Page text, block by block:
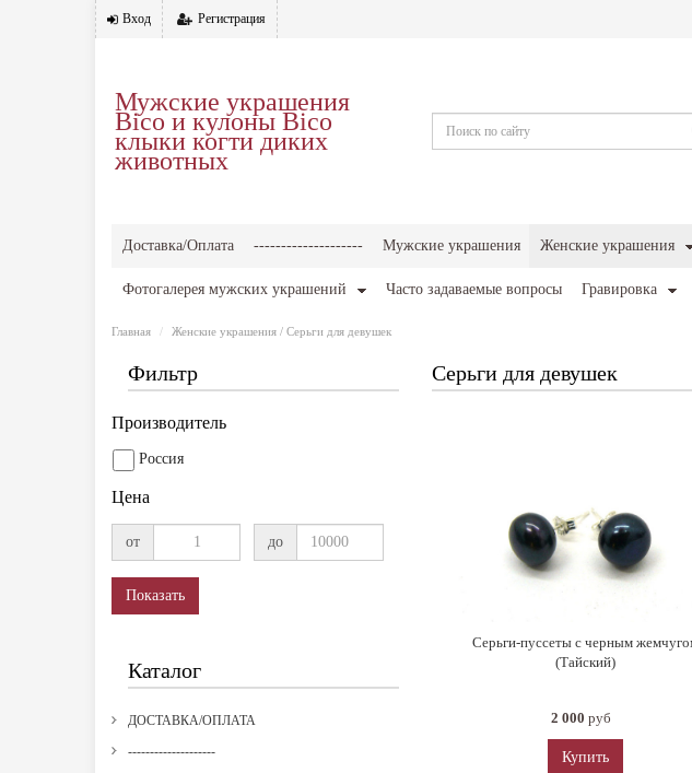
Вход Регистрация
Мужские украшения
Bico и кулоны Bico
клыки когти диких
животных
Доставка/Оплата -------------------- Мужские украшения Женские украшения
Фотогалерея мужских украшений Часто задаваемые вопросы Гравировка
Главная Женские украшения / Серьги для девушек
Фильтр
Производитель
Россия
Цена
от до
Показать
Каталог
ДОСТАВКА/ОПЛАТА
--------------------
Серьги для девушек
Серьги-пуссеты с черным
(Тайский)
2 000 руб
Купить